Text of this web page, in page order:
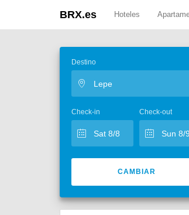
BRX.es Hoteles
Destino
Check-in Check-out
CAMBIAR